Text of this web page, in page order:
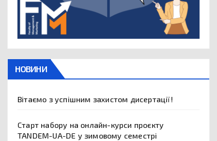
НОВИНИ
Вітаємо з успішним захистом дисертації!
Старт набору на онлайн-курси проєкту
TANDEM-UA-DE у зимовому семестрі